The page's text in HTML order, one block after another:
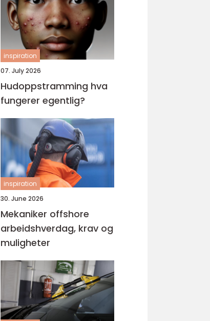
inspiration
07. July 2026
Hudoppstramming hva
fungerer egentlig?
inspiration
30. June 2026
Mekaniker offshore
arbeidshverdag, krav og
muligheter